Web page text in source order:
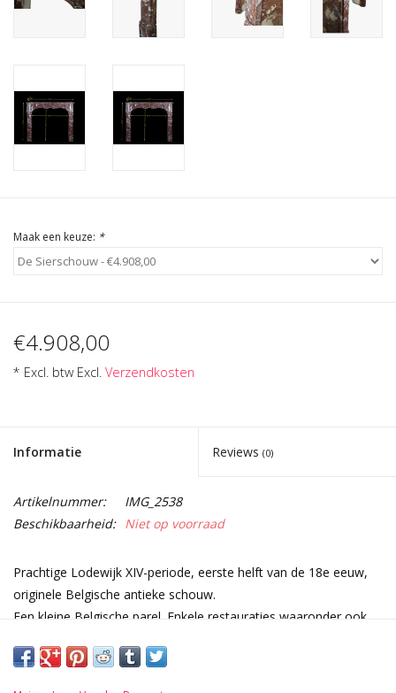
Maak een keuze: *
€4.908,00
* Excl. btw Excl. Verzendkosten
Informatie Reviews (0)
Artikelnummer:
IMG_2538
Beschikbaarheid: Niet op voorraad
Prachtige Lodewijk XIV-periode, eerste helft van de 18e eeuw,
originele Belgische antieke schouw.
Een kleine Belgische parel. Enkele restauraties waaronder ook
Afmetingen: